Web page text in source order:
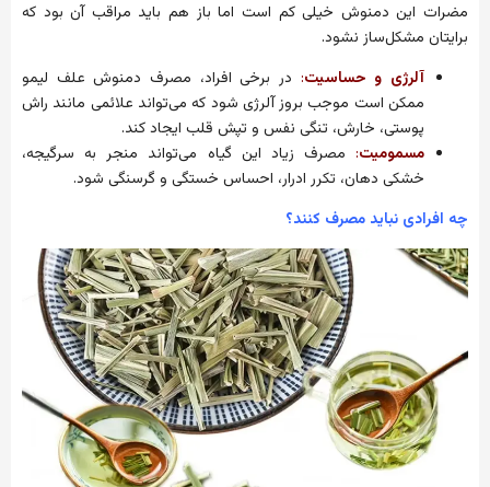
مضرات این دمنوش خیلی کم است اما باز هم باید مراقب آن بود که
برایتان مشکل‌ساز نشود.
آلرژی و حساسیت: در برخی افراد، مصرف دمنوش علف لیمو
ممکن است موجب بروز آلرژی شود که می‌تواند علائمی مانند راش
پوستی، خارش، تنگی نفس و تپش قلب ایجاد کند.
مسمومیت: مصرف زیاد این گیاه می‌تواند منجر به سرگیجه،
خشکی دهان، تکرر ادرار، احساس خستگی و گرسنگی شود.
چه افرادی نباید مصرف کنند؟